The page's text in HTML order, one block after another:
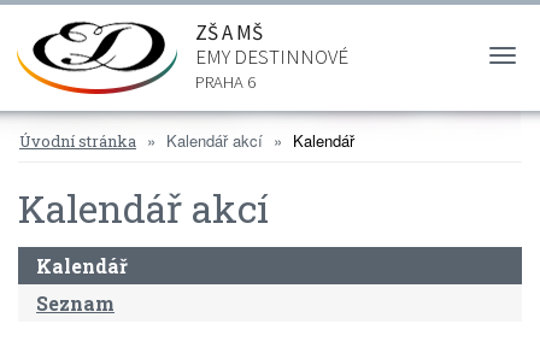
ZŠ A MŠ
EMY DESTINNOVÉ
PRAHA 6
Úvodní stránka Kalendář akcí Kalendář
Kalendář akcí
Kalendář
Seznam